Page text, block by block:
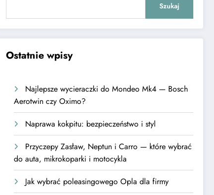
Szukaj
Ostatnie wpisy
Najlepsze wycieraczki do Mondeo Mk4 — Bosch
Aerotwin czy Oximo?
Naprawa kokpitu: bezpieczeństwo i styl
Przyczepy Zasław, Neptun i Carro — które wybrać
do auta, mikrokoparki i motocykla
Jak wybrać poleasingowego Opla dla firmy